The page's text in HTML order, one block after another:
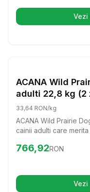
Vezi
ACANA Wild
adulti 22,8 kg (2
33,64 RON/kg
ACANA Wild Prairie
cainii adulti care
hrana uscata va
Preț: 766.92 RON
766,92RON
Vezi